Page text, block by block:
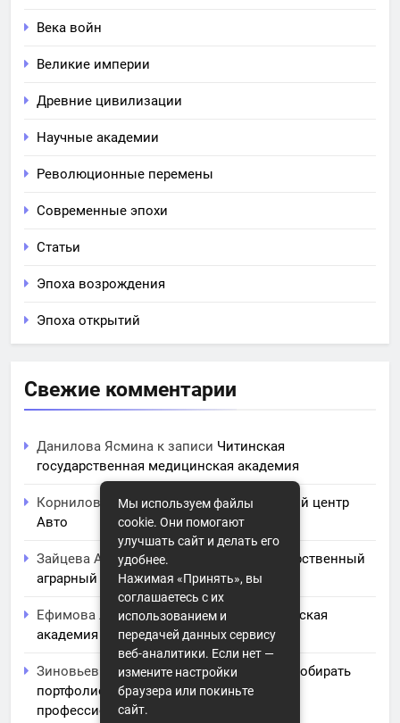
Века войн
Великие империи
Древние цивилизации
Научные академии
Революционные перемены
Современные эпохи
Статьи
Эпоха возрождения
Эпоха открытий
Свежие комментарии
Данилова Ясмина к записи Читинская
государственная медицинская академия
Корнилова Анитак записиЧПОУ Учебный центр
Авто
Зайцева Аринак записи
Курский государственный
аграрный университет им. И.И. Иванова
Ефимова Лидияк записиСеверо-Кавказская
академия управления
Зиновьев Радомирк записиИскусство собирать
портфолио: советы и заметки для
профессионального роста
Мы используем файлы
cookie. Они помогают
улучшать сайт и делать его
удобнее.
Нажимая «Принять», вы
соглашаетесь с их
использованием и
передачей данных сервису
веб-аналитики. Если нет —
измените настройки
браузера или покиньте
сайт.